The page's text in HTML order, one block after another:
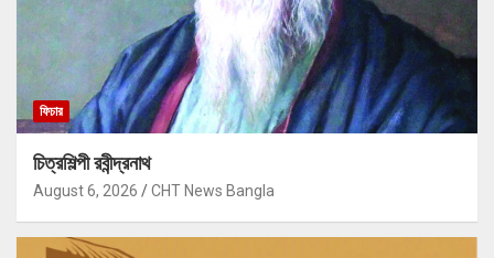
ফিচার
চিত্রশিল্পী রবীন্দ্রনাথ
August 6, 2026 CHT News Bangla